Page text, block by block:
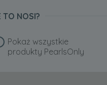
TO NOSI?
Pokaż wszystkie
produkty PearlsOnly